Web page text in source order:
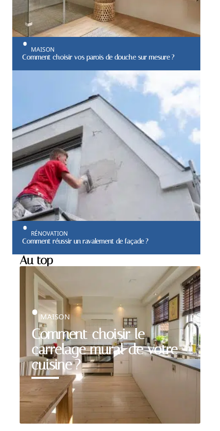
MAISON
Comment choisir vos parois de douche sur mesure ?
RÉNOVATION
Comment réussir un ravalement de façade ?
Au top
Comment choisir le
carrelage mural de votre
cuisine ?
MAISON